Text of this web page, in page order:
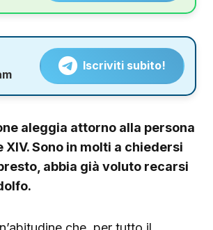
Iscriviti subito!
aleggia attorno alla persona
XIV. Sono in molti a chiedersi
abbia già voluto recarsi